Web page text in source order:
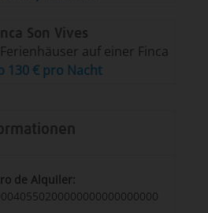
Son Vives
auf einer Finca
130 € pro Nacht
de Alquiler: